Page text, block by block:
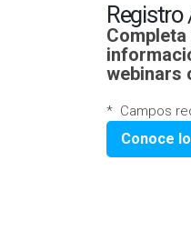
webinars
* Campos
Conoce